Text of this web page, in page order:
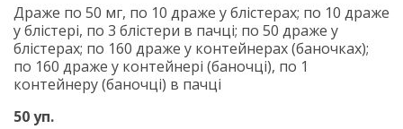
Драже по 50 мг, по 10 драже у блістерах; по 10 драже
у блістері, по 3 блістери в пачці; по 50 драже у
блістерах; по 160 драже у контейнерах (баночках);
по 160 драже у контейнері (баночці), по 1
контейнеру (баночці) в пачці
50 уп.